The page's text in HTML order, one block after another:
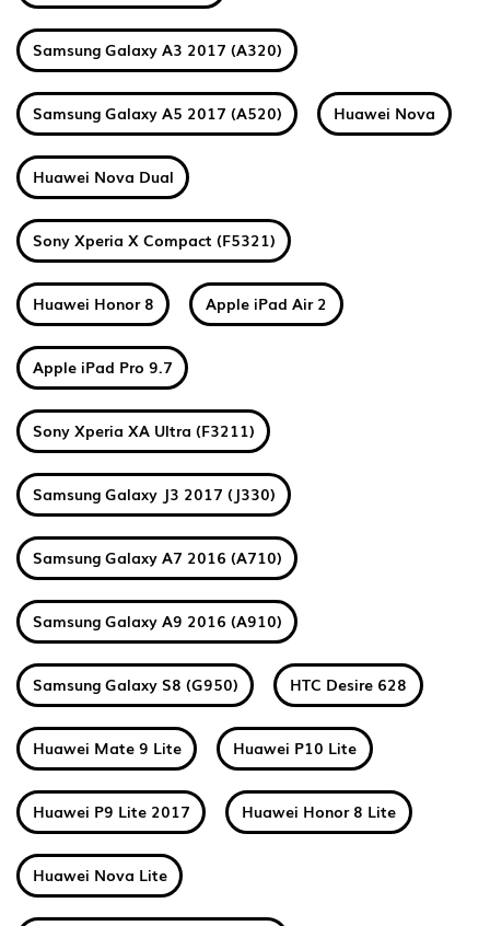
Samsung Galaxy A3 2017 (A320)
Samsung Galaxy A5 2017 (A520) Huawei Nova
Huawei Nova Dual
Sony Xperia X Compact (F5321)
Huawei Honor 8 Apple iPad Air 2
Apple iPad Pro 9.7
Sony Xperia XA Ultra (F3211)
Samsung Galaxy J3 2017 (J330)
Samsung Galaxy A7 2016 (A710)
Samsung Galaxy A9 2016 (A910)
Samsung Galaxy S8 (G950) HTC Desire 628
Huawei Mate 9 Lite Huawei P10 Lite
Huawei P9 Lite 2017 Huawei Honor 8 Lite
Huawei Nova Lite